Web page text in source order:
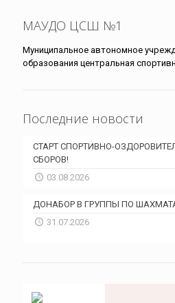
МАУДО ЦСШ №1
Муниципальное автономное
образования центральная
Последние новости
СТАРТ СПОРТИВНО-
СБОРОВ!
03.08.2026
ДОНАБОР В ГРУППЫ ПО
31.07.2026